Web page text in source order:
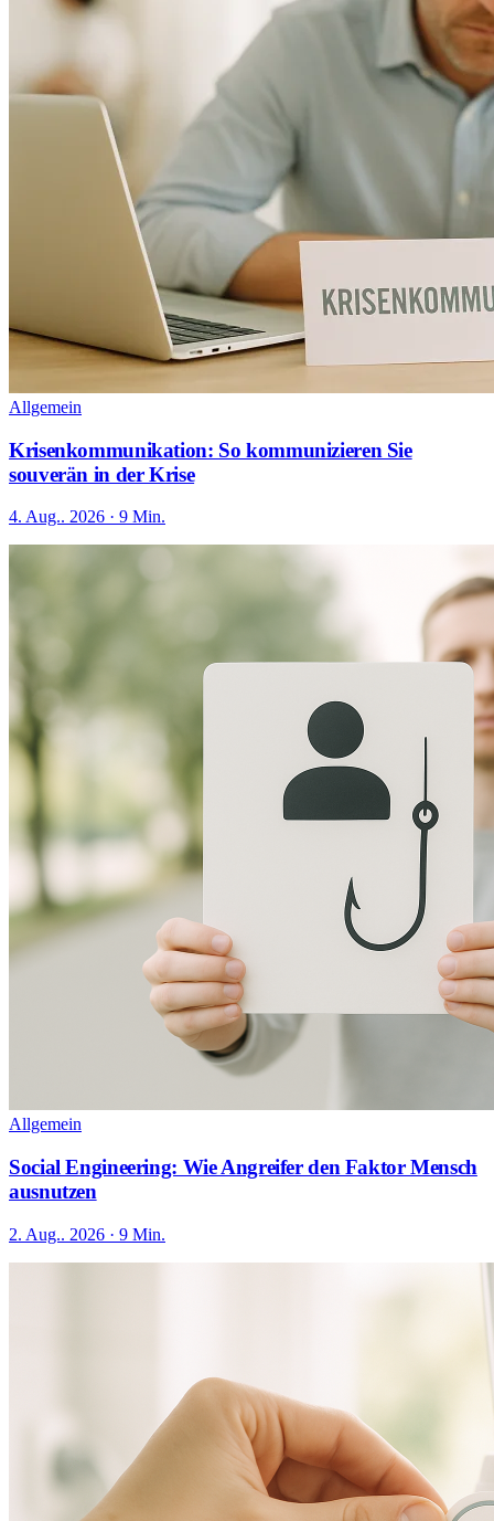
Allgemein
Krisenkommunikation: So kommunizieren Sie
souverän in der Krise
4. Aug.. 2026 · 9 Min.
Allgemein
Social Engineering: Wie Angreifer den Faktor Mensch
ausnutzen
2. Aug.. 2026 · 9 Min.